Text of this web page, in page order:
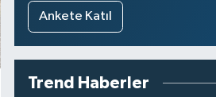
Ankete Katıl
Trend Haberler